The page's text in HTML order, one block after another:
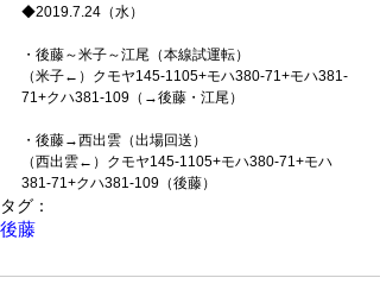
◆2019.7.24（水）
・後藤～米子～江尾（本線試運転）
（米子←）クモヤ145-1105+モハ380-71+モハ381-
71+クハ381-109（→後藤・江尾）
・後藤→西出雲（出場回送）
（西出雲←）クモヤ145-1105+モハ380-71+モハ
381-71+クハ381-109（後藤）
タグ：
後藤